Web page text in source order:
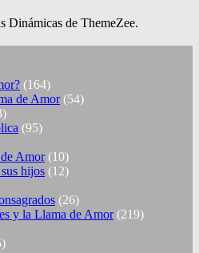
Dinámicas de ThemeZee.
(164)
de Amor(54)
(95)
Amor(10)
hijos (12)
(26)
y la Llama de Amor(219)